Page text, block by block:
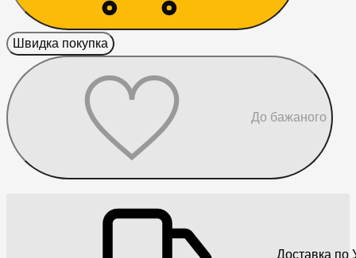
Швидка покупка
До бажаного
Доставка по